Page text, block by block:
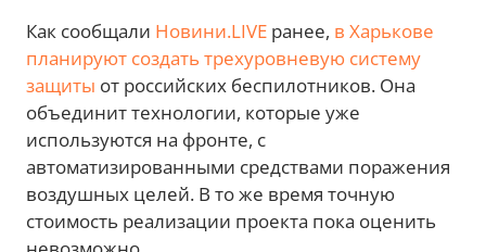
Как сообщали Новини.LIVE ранее, в Харькове
планируют создать трехуровневую систему
защиты от российских беспилотников. Она
объединит технологии, которые уже
используются на фронте, с
автоматизированными средствами поражения
воздушных целей. В то же время точную
стоимость реализации проекта пока оценить